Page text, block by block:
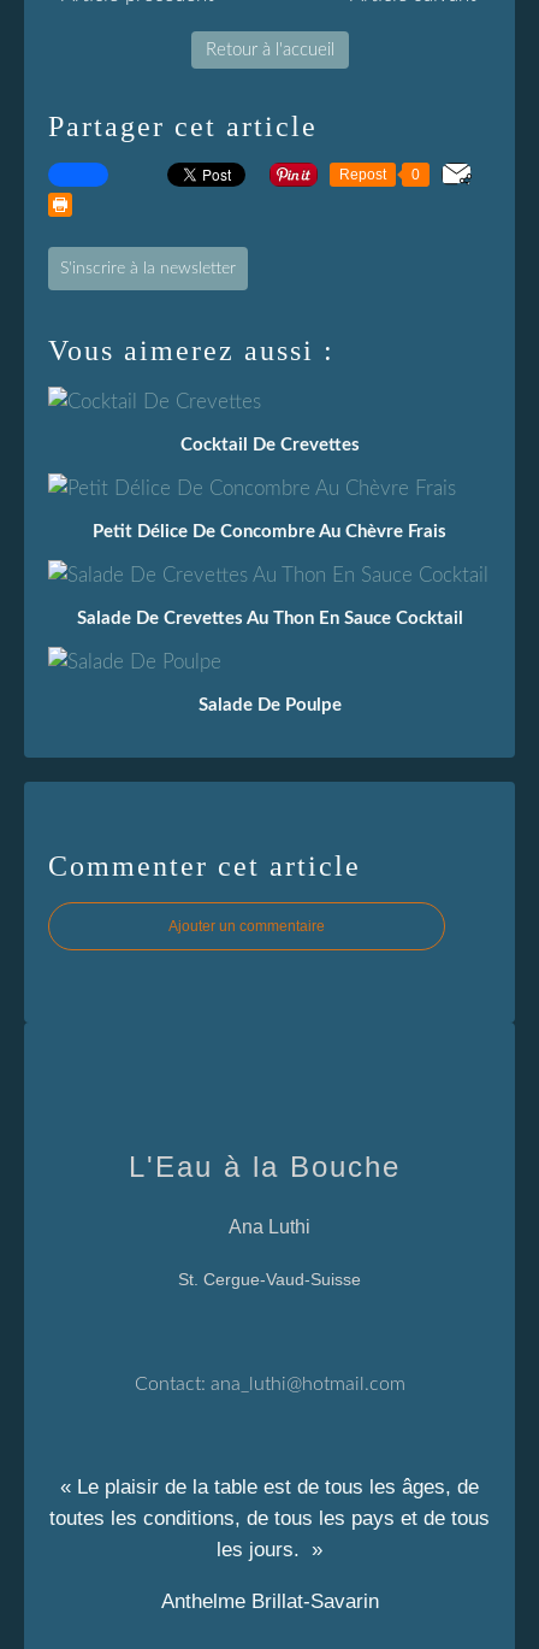
Retour à l'accueil
Partager cet article
Repost 0
S'inscrire à la newsletter
Vous aimerez aussi :
Cocktail De Crevettes
Petit Délice De Concombre Au Chèvre Frais
Salade De Crevettes Au Thon En Sauce Cocktail
Salade De Poulpe
Commenter cet article
Ajouter un commentaire
L'Eau à la Bouche
Ana Luthi
St. Cergue-Vaud-Suisse
Contact: ana_luthi@hotmail.com
« Le plaisir de la table est de tous les âges, de
toutes les conditions, de tous les pays et de tous
les jours. »
Anthelme Brillat-Savarin